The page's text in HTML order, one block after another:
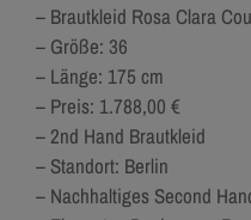
– Brautkleid Rosa Clara
– Größe: 36
– Länge: 175 cm
– Preis: 1.788,00 €
– 2nd Hand Brautkleid
– Standort: Berlin
– Nachhaltiges Second